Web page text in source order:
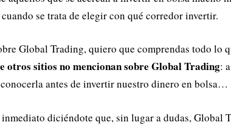
se trata de elegir con qué corredor invertir.
Global Trading, quiero que comprendas todo lo
otros sitios no mencionan sobre Global Trading:
antes de invertir nuestro dinero en bolsa…
diciéndote que, sin lugar a dudas, Global